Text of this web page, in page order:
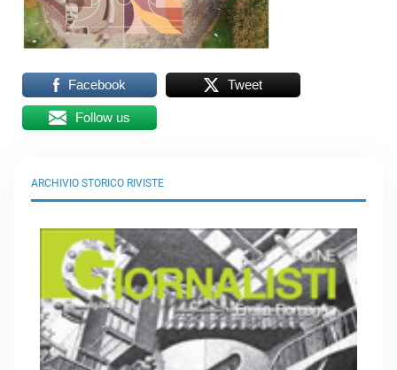
Facebook Tweet
Follow us
ARCHIVIO STORICO RIVISTE